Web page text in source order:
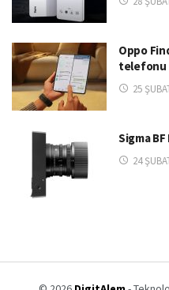
Oppo
telefonu
25
Sigma
24